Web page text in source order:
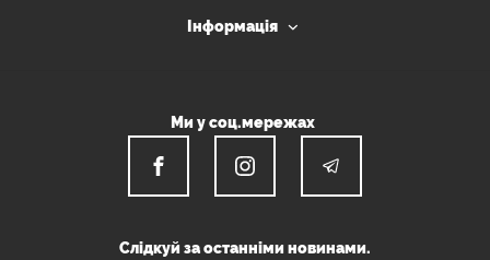
Інформація
Ми у соц.мережах
Слідкуй за останніми новинами.